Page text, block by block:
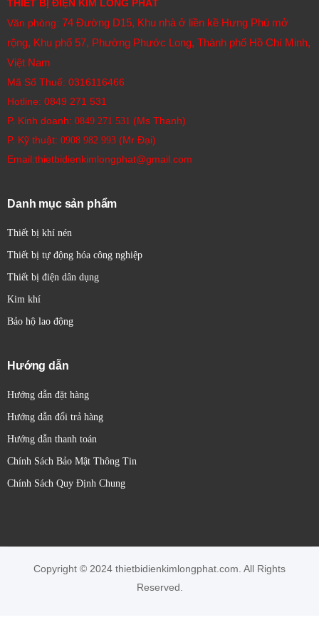
THIẾT BỊ ĐIỆN KIM LONG PHÁT
Văn phòng: 74 Đường D15, Khu nhà ở liền kề Hưng Phú mở
rộng, Khu phố 57, Phường Phước Long, Thành phố Hồ Chí Minh,
Việt Nam
Mã Số Thuế: 0316116466
Hotline: 0849 271 531
P. Kinh doanh: 0849 271 531 (Ms Thanh)
P. Kỹ thuật: 0908 982 993​ (Mr Đại)
Email:thietbidienkimlongphat@gmail.com
Danh mục sản phẩm
Thiết bị khí nén
Thiết bị tự động hóa công nghiệp
Thiết bị điện dân dụng
Kim khí
Bảo hộ lao động
Hướng dẫn
Hướng dẫn đặt hàng
Hướng dẫn đổi trả hàng
Hướng dẫn thanh toán
Chính Sách Bảo Mật Thông Tin
Chính Sách Quy Định Chung
Copyright © 2024 thietbidienkimlongphat.com. All Rights
Reserved.